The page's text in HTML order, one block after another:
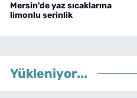
Mersin'de yaz sıcaklarına
limonlu serinlik
Yükleniyor...